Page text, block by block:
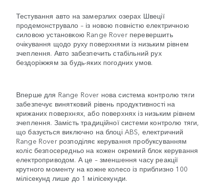
Тестування авто на замерзлих озерах Швеції
продемонструвало – із новою повністю електричною
силовою установкою Range Rover перевершить
очікування щодо руху поверхнями із низьким рівнем
зчеплення. Авто забезпечить стабільний рух
бездоріжжям за будь-яких погодних умов.
Вперше для Range Rover нова система контролю тяги
забезпечує винятковий рівень продуктивності на
крижаних поверхнях, або поверхнях із низьким рівнем
зчеплення. Замість традиційної системи контролю тяги,
що базується виключно на блоці ABS, електричний
Range Rover розподіляє керування пробуксуванням
коліс безпосередньо на кожен окремий блок керування
електроприводом. А це – зменшення часу реакції
крутного моменту на кожне колесо із приблизно 100
мілісекунд лише до 1 мілісекунди.